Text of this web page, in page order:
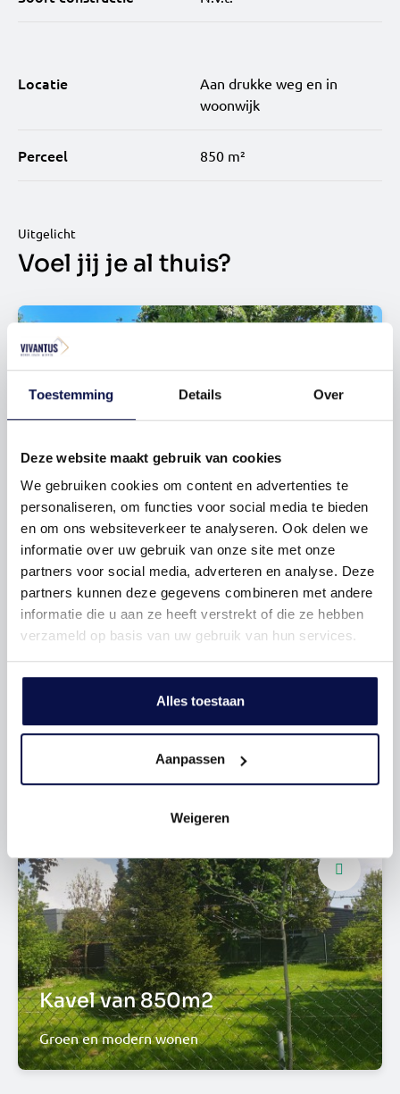
Toestemming Details Over
Deze website maakt gebruik van cookies
We gebruiken cookies om content en advertenties te
personaliseren, om functies voor social media te bieden
en om ons websiteverkeer te analyseren. Ook delen we
informatie over uw gebruik van onze site met onze
partners voor social media, adverteren en analyse. Deze
partners kunnen deze gegevens combineren met andere
informatie die u aan ze heeft verstrekt of die ze hebben
verzameld op basis van uw gebruik van hun services.
Alles toestaan
Aanpassen
Weigeren
Locatie
Aan drukke weg en in
woonwijk
Perceel 850 m²
Uitgelicht
Voel jij je al thuis?
Maak je dromen waar
Mogelijkheden
Nabij voorzieningen
Kavel van 850m2
Groen en modern wonen